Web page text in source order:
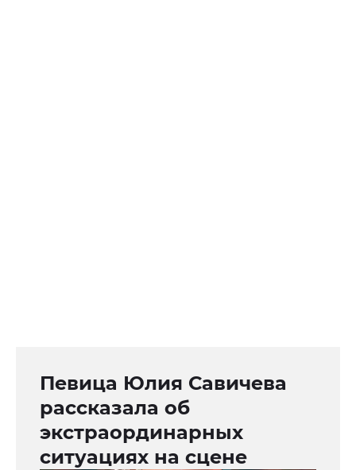
Певица Юлия Савичева
рассказала об
экстраординарных
ситуациях на сцене